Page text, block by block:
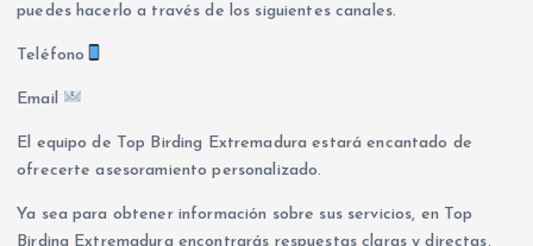
puedes hacerlo a través de los siguientes canales.
Teléfono
Email
El equipo de Top Birding Extremadura estará encantado de
ofrecerte asesoramiento personalizado.
Ya sea para obtener información sobre sus servicios, en Top
Birding Extremadura encontrarás respuestas claras y directas.